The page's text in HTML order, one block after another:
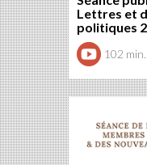
Lettres et
politiques
102 min.